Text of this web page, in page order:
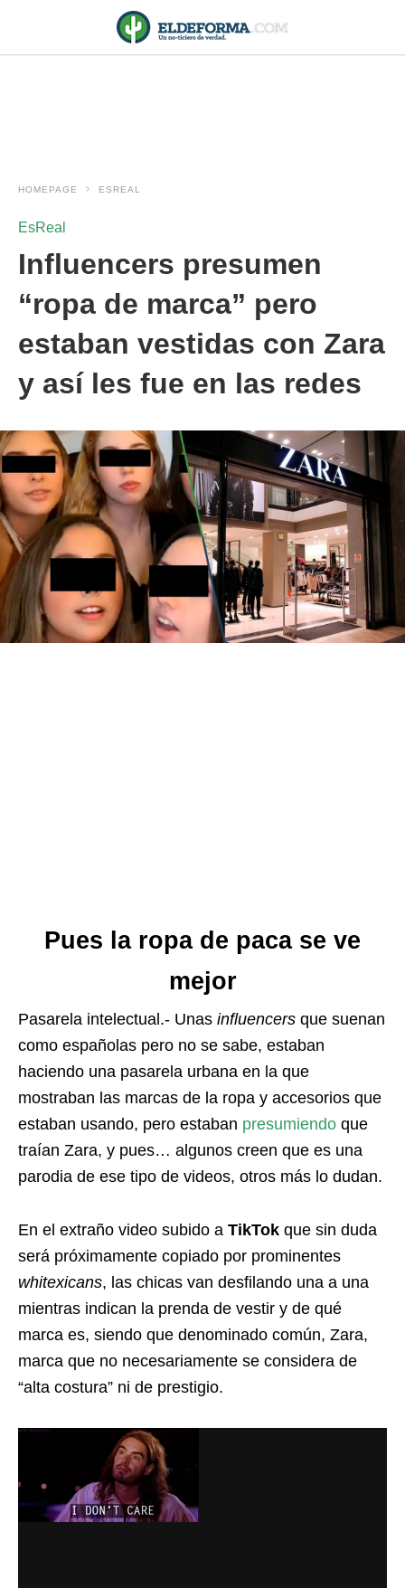
HOMEPAGE ESREAL
EsReal
Influencers presumen
“ropa de marca” pero
estaban vestidas con Zara
y así les fue en las redes
Pues la ropa de paca se ve
mejor
Pasarela intelectual.- Unas influencers que suenan
como españolas pero no se sabe, estaban
haciendo una pasarela urbana en la que
mostraban las marcas de la ropa y accesorios que
estaban usando, pero estaban presumiendo que
traían Zara, y pues… algunos creen que es una
parodia de ese tipo de videos, otros más lo dudan.
En el extraño video subido a TikTok que sin duda
será próximamente copiado por prominentes
whitexicans, las chicas van desfilando una a una
mientras indican la prenda de vestir y de qué
marca es, siendo que denominado común, Zara,
marca que no necesariamente se considera de
“alta costura” ni de prestigio.